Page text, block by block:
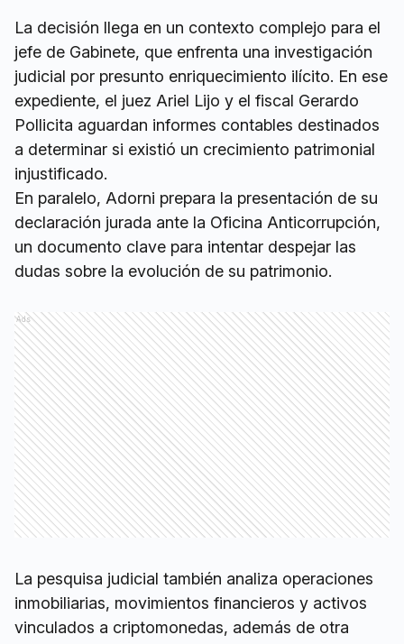
La decisión llega en un contexto complejo para el
jefe de Gabinete, que enfrenta una investigación
judicial por presunto enriquecimiento ilícito. En ese
expediente, el juez Ariel Lijo y el fiscal Gerardo
Pollicita aguardan informes contables destinados
a determinar si existió un crecimiento patrimonial
injustificado.
En paralelo, Adorni prepara la presentación de su
declaración jurada ante la Oficina Anticorrupción,
un documento clave para intentar despejar las
dudas sobre la evolución de su patrimonio.
Ads
La pesquisa judicial también analiza operaciones
inmobiliarias, movimientos financieros y activos
vinculados a criptomonedas, además de otra